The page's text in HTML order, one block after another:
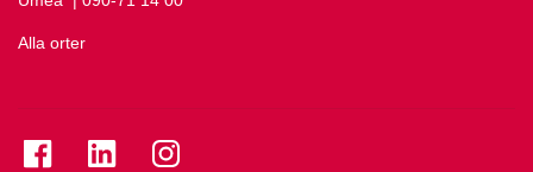
Alla orter
Se folkuniversitetet på Facebook
Se folkuniversitetet på LinkedIn